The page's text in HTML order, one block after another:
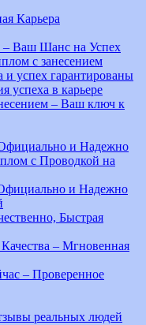
Карьера
– Ваш Шанс на Успех
с занесением
и успех гарантированы
успеха в карьере
– Ваш ключ к
и Надежно
с Проводкой на
и Надежно
Быстрая
– Мгновенная
– Проверенное
реальных людей